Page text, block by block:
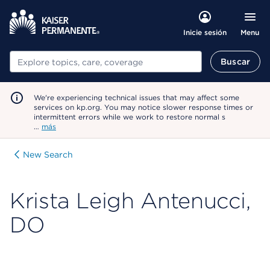
Inicie sesión Menu
Buscar Buscar
We're experiencing technical issues that may affect some
services on kp.org. You may notice slower response times or
intermittent errors while we work to restore normal s
… más
New Search
Krista Leigh Antenucci,
DO